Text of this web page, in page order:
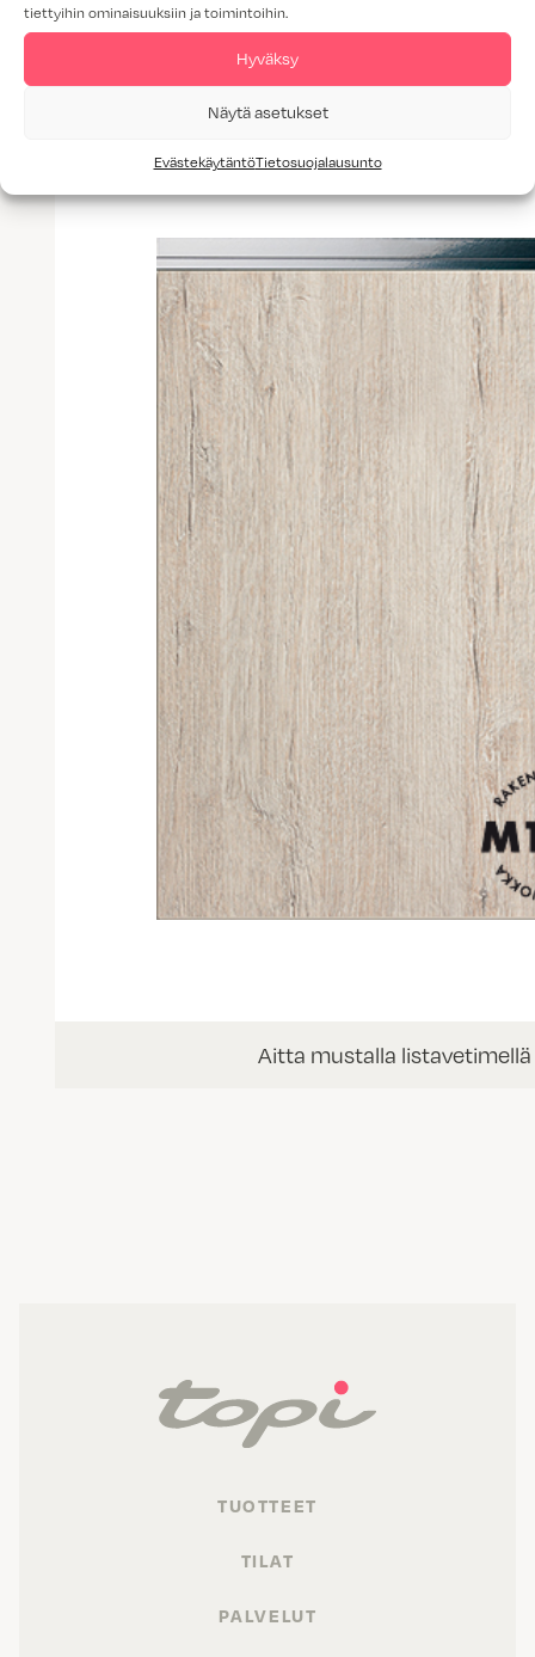
tiettyihin ominaisuuksiin ja toimintoihin.
Hyväksy
Näytä asetukset
EvästekäytäntöTietosuojalausunto
Lisää tuotteita:
Aitta mustalla listavetimellä
TUOTTEET
TILAT
PALVELUT